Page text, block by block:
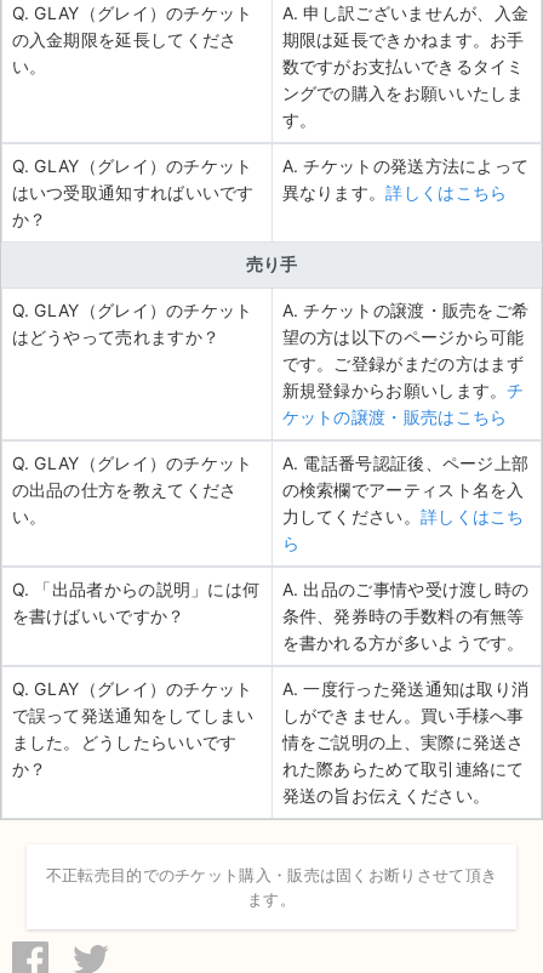
Q. GLAY（グレイ）のチケット
の入金期限を延長してくださ
い。
A. 申し訳ございませんが、入金
期限は延長できかねます。お手
数ですがお支払いできるタイミ
ングでの購入をお願いいたしま
す。
Q. GLAY（グレイ）のチケット
はいつ受取通知すればいいです
か？
A. チケットの発送方法によって
異なります。詳しくはこちら
売り手
Q. GLAY（グレイ）のチケット
はどうやって売れますか？
A. チケットの譲渡・販売をご希
望の方は以下のページから可能
です。ご登録がまだの方はまず
新規登録からお願いします。チ
ケットの譲渡・販売はこちら
Q. GLAY（グレイ）のチケット
の出品の仕方を教えてくださ
い。
A. 電話番号認証後、ページ上部
の検索欄でアーティスト名を入
力してください。 詳しくはこち
ら
Q. 「出品者からの説明」には何
を書けばいいですか？
A. 出品のご事情や受け渡し時の
条件、発券時の手数料の有無等
を書かれる方が多いようです。
Q. GLAY（グレイ）のチケット
で誤って発送通知をしてしまい
ました。どうしたらいいです
か？
A. 一度行った発送通知は取り消
しができません。買い手様へ事
情をご説明の上、実際に発送さ
れた際あらためて取引連絡にて
発送の旨お伝えください。
不正転売目的でのチケット購入・販売は固くお断りさせて頂き
ます。